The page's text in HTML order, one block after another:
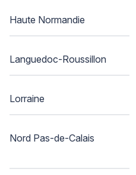
Haute Normandie
Languedoc-Roussillon
Lorraine
Nord Pas-de-Calais